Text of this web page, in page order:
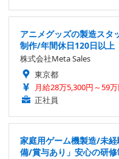
アニメグッズの製造スタ
制作/年間休日120日以上
株式会社Meta Sales
東京都
月給28万5,300円～59
正社員
家庭用ゲーム機製造/未
備/賞与あり」安心の研